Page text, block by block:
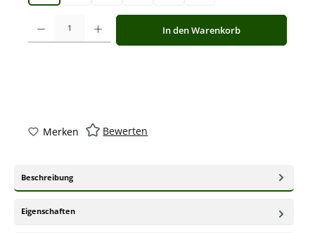
Produkt Anzahl: Gib den gewünschten Wert ein oder benutze die
In den Warenkorb
Merken Bewerten
Beschreibung
Eigenschaften